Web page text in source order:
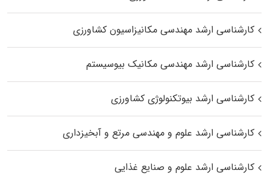
کارشناسی ارشد مهندسی مکانیزاسیون کشاورزی
کارشناسی ارشد مهندسی مکانیک بیوسیستم
کارشناسی ارشد بیوتکنولوژی کشاورزی
کارشناسی ارشد علوم و مهندسی مرتع و آبخیزداری
کارشناسی ارشد علوم و صنایع غذایی